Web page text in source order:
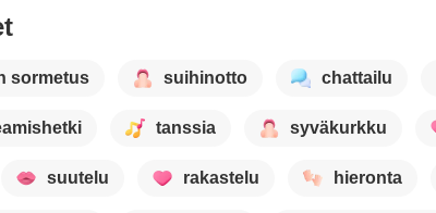
sormetus suihinotto chattailu
tanssia syväkurkku
suutelu rakastelu hieronta